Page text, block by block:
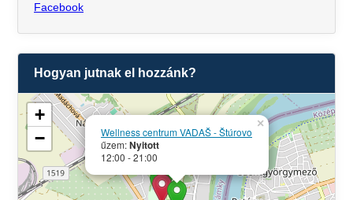
Facebook
Hogyan jutnak el hozzánk?
Wellness centrum VADAŠ - Štúrovo
űzem:Nyitott
12:00 - 21:00
×
+
−